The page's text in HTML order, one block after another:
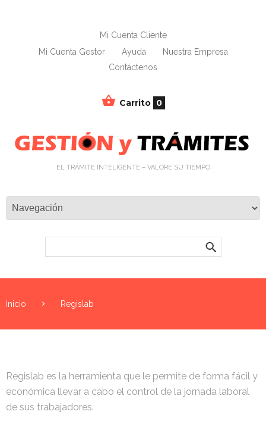
Mi Cuenta Cliente
Mi Cuenta Gestor
Ayuda
Nuestra Empresa
Contáctenos
Carrito 0
EL TRÁMITE INTELIGENTE – VALORE SU TIEMPO
Inicio Regislab
Regislab es la herramienta que le permite de forma fácil y
económica llevar a cabo el control de la jornada laboral
de sus trabajadores.